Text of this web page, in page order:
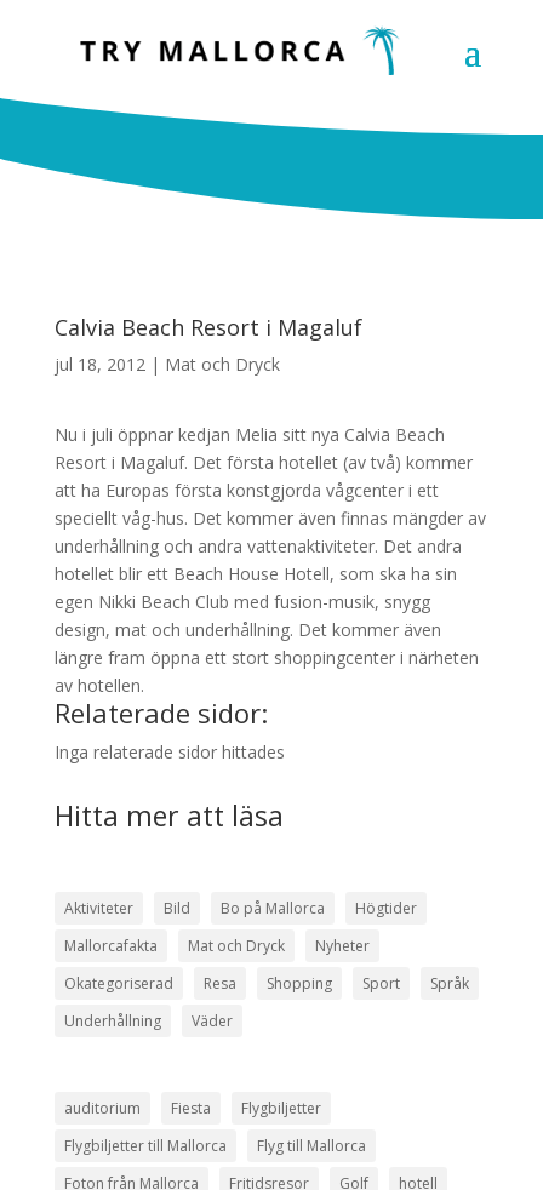
Calvia Beach Resort i Magaluf
jul 18, 2012| Mat och Dryck
Nu i juli öppnar kedjan Melia sitt nya Calvia Beach
Resort i Magaluf. Det första hotellet (av två) kommer
att ha Europas första konstgjorda vågcenter i ett
speciellt våg-hus. Det kommer även finnas mängder av
underhållning och andra vattenaktiviteter. Det andra
hotellet blir ett Beach House Hotell, som ska ha sin
egen Nikki Beach Club med fusion-musik, snygg
design, mat och underhållning. Det kommer även
längre fram öppna ett stort shoppingcenter i närheten
av hotellen.
Relaterade sidor:
Inga relaterade sidor hittades
Hitta mer att läsa
Aktiviteter Bild Bo på Mallorca
Högtider
Mallorcafakta
Mat och Dryck
Nyheter
Okategoriserad
Resa Shopping Sport
Språk
Underhållning
Väder
auditorium Fiesta
Flygbiljetter
Flygbiljetter till Mallorca
Flyg till Mallorca
Foton från Mallorca
Fritidsresor Golf
hotell